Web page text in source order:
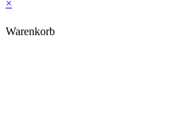
×
Warenkorb